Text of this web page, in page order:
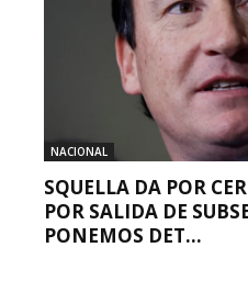
NACIONAL
SQUELLA DA POR
POR SALIDA DE
PONEMOS DET...